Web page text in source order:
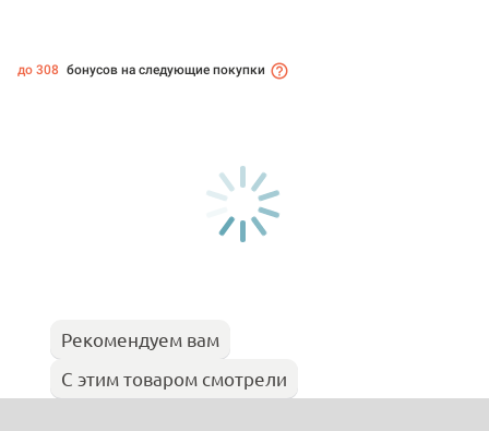
до 308 бонусов на следующие покупки
Рекомендуем вам
С этим товаром смотрели